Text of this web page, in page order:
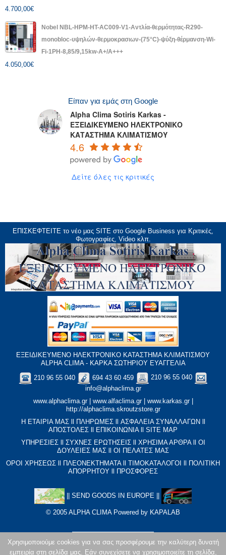
4.700,00€
Nobel NBL-HPM-HT-AC009-V1-Αντλία-θερμότητας-R290-
monobloc-υψηλών-θερμοκρασιων-(75°C)-ψύξη-θέρμανση-Wi-
Fi-1PH-8,85/9,15kw-A+/A+++
4.050,00€
Είπαν για εμάς στη Google
Alpha Clima Sotiris Karkas -
ΕΞΕΙΔΙΚΕΥΜΕΝΟ ΗΛΕΚΤΡΟΝΙΚΟ
ΚΑΤΑΣΤΗΜΑ ΚΛΙΜΑΤΙΣΜΟΥ
4.6
Δείτε όλες τις κριτικές
ΕΠΙΣΚΕΦΤΕΙΤΕ το νέο μας SITE στο Google Business για Κριτικές,
Φωτογραφίες, Video κλπ.
ΕΞΕΙΔΙΚΕΥΜΕΝΟ ΗΛΕΚΤΡΟΝΙΚΟ ΚΑΤΑΣΤΗΜΑ ΚΛΙΜΑΤΙΣΜΟΥ
ALPHA CLIMA - ΚΑΡΚΑ ΣΩΤΗΡΙΟΥ ΕΥΑΓΓΕΛΙΑ
210 96 55 040
694 43 60 459
210 96 55 040
info@alphaclima.gr
www.alphaclima.gr| www.alfaclima.gr| www.karkas.gr|
http://alphaclima.skroutzstore.gr
Η ΕΤΑΙΡΙΑ ΜΑΣ ll ΠΛΗΡΩΜΕΣ ll ΑΣΦΑΛΕΙΑ ΣΥΝΑΛΛΑΓΩΝll
ΑΠΟΣΤΟΛΕΣ ll ΕΠΙΚΟΙΝΩΝΙΑ ll SITE MAP
ΥΠΗΡΕΣΙΕΣll ΣΥΧΝΕΣ ΕΡΩΤΗΣΕΙΣll XΡΗΣΙΜΑ ΑΡΘΡΑll ΟΙ
ΔΟΥΛΕΙΕΣ ΜΑΣ ll ΟΙ ΠΕΛΑΤΕΣ ΜΑΣ
ΟΡΟΙ ΧΡΗΣΕΩΣ ll ΠΛΕΟΝΕΚΤΗΜΑΤΑll ΤΙΜΟΚΑΤΑΛΟΓΟΙ ll ΠΟΛΙΤΙΚΗ
ΑΠΟΡΡΗΤΟΥ ll ΠΡΟΣΦΟΡΕΣ
|| SEND GOODS IN EUROPE ||
© 2005 ALPHA CLIMA Powered by KAPALAB
Χρησιμοποιούμε cookies για να σας προσφέρουμε την καλύτερη δυνατή
εμπειρία στη σελίδα μας. Εάν συνεχίσετε να χρησιμοποιείτε τη σελίδα,